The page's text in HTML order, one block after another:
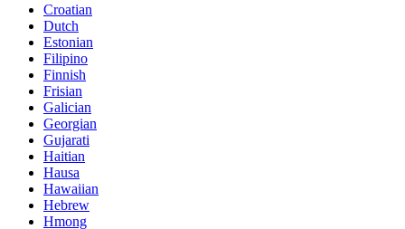
Croatian
Dutch
Estonian
Filipino
Finnish
Frisian
Galician
Georgian
Gujarati
Haitian
Hausa
Hawaiian
Hebrew
Hmong